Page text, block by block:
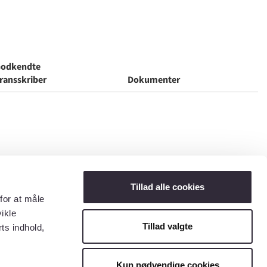
at måle
indhold,
Tillad alle cookies
Tillad valgte
Kun nødvendige cookies
Dokumenter